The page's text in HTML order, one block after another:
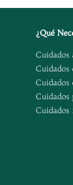
¿Qué
Cuidados
Cuidados
Cuidados